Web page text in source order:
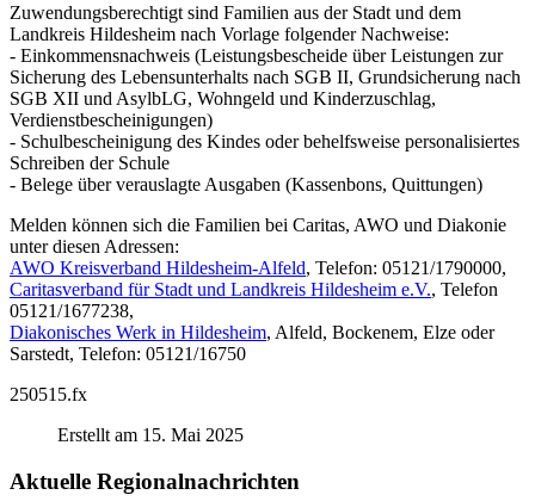
Zuwendungsberechtigt sind Familien aus der Stadt und dem
Landkreis Hildesheim nach Vorlage folgender Nachweise:
- Einkommensnachweis (Leistungsbescheide über Leistungen zur
Sicherung des Lebensunterhalts nach SGB II, Grundsicherung nach
SGB XII und AsylbLG, Wohngeld und Kinderzuschlag,
Verdienstbescheinigungen)
- Schulbescheinigung des Kindes oder behelfsweise personalisiertes
Schreiben der Schule
- Belege über verauslagte Ausgaben (Kassenbons, Quittungen)
Melden können sich die Familien bei Caritas, AWO und Diakonie
unter diesen Adressen:
AWO Kreisverband Hildesheim‐Alfeld, Telefon: 05121/1790000,
Caritasverband für Stadt und Landkreis Hildesheim e.V., Telefon
05121/1677238,
Diakonisches Werk in Hildesheim, Alfeld, Bockenem, Elze oder
Sarstedt, Telefon: 05121/16750
250515.fx
Erstellt am 15. Mai 2025
Aktuelle Regionalnachrichten